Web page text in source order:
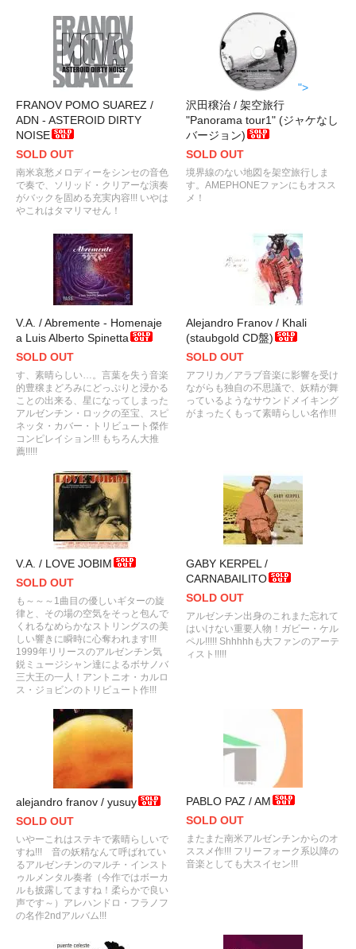
FRANOV POMO SUAREZ /
ADN - ASTEROID DIRTY
NOISE
SOLD OUT
南米哀愁メロディーをシンセの音色
で奏で、ソリッド・クリアーな演奏
がバックを固める充実内容!!! いやは
やこれはタマリマせん！
">
沢田穣治 / 架空旅行
"Panorama tour1" (ジャケなし
バージョン)
SOLD OUT
境界線のない地図を架空旅行しま
す。AMEPHONEファンにもオスス
メ！
V.A. / Abremente - Homenaje
a Luis Alberto Spinetta
SOLD OUT
す、素晴らしい…。言葉を失う音楽
的豊穣まどろみにどっぷりと浸かる
ことの出来る、星になってしまった
アルゼンチン・ロックの至宝、スピ
ネッタ・カバー・トリビュート傑作
コンピレイション!!! もちろん大推
薦!!!!!
Alejandro Franov / Khali
(staubgold CD盤)
SOLD OUT
アフリカ／アラブ音楽に影響を受け
ながらも独自の不思議で、妖精が舞
っているようなサウンドメイキング
がまったくもって素晴らしい名作!!!
V.A. / LOVE JOBIM
SOLD OUT
も～～～1曲目の優しいギターの旋
律と、その場の空気をそっと包んで
くれるなめらかなストリングスの美
しい響きに瞬時に心奪われます!!!
1999年リリースのアルゼンチン気
鋭ミュージシャン達によるボサノバ
三大王の一人！アントニオ・カルロ
ス・ジョビンのトリビュート作!!!
GABY KERPEL /
CARNABAILITO
SOLD OUT
アルゼンチン出身のこれまた忘れて
はいけない重要人物！ガビー・ケル
ペル!!!!! Shhhhhも大ファンのアーテ
ィスト!!!!!
alejandro franov / yusuy
SOLD OUT
いやーこれはステキで素晴らしいで
すね!!! 音の妖精なんて呼ばれてい
るアルゼンチンのマルチ・インスト
ゥルメンタル奏者（今作ではボーカ
ルも披露してますね！柔らかで良い
声です～）アレハンドロ・フラノフ
の名作2ndアルバム!!!
PABLO PAZ / AM
SOLD OUT
またまた南米アルゼンチンからのオ
ススメ作!!! フリーフォーク系以降の
音楽としても大スイセン!!!